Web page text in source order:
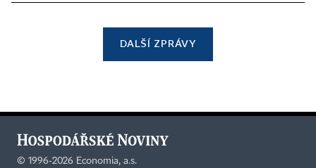
DALŠÍ ZPRÁVY
© 1996-2026 Economia, a.s.